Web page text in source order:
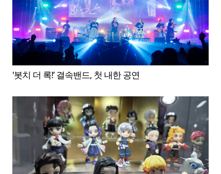
'봇치 더 록!’ 결속밴드, 첫 내한 공연